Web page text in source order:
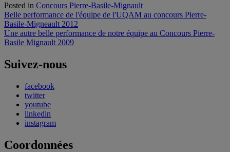
Posted in Concours Pierre-Basile-Mignault
Navigation
de
l'article
Belle performance de l'équipe de l'UQAM au concours Pierre-
Basile-Migneault 2012
Une autre belle performance de notre équipe au Concours Pierre-
Basile Mignault 2009
Suivez-nous
facebook
twitter
youtube
linkedin
instagram
Coordonnées